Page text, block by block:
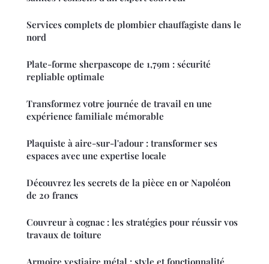
Services complets de plombier chauffagiste dans le
nord
Plate-forme sherpascope de 1,79m : sécurité
repliable optimale
Transformez votre journée de travail en une
expérience familiale mémorable
Plaquiste à aire-sur-l'adour : transformer ses
espaces avec une expertise locale
Découvrez les secrets de la pièce en or Napoléon
de 20 francs
Couvreur à cognac : les stratégies pour réussir vos
travaux de toiture
Armoire vestiaire métal : style et fonctionnalité